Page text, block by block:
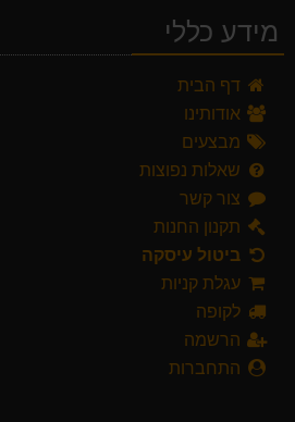
מידע כללי
דף הבית
אודותינו
מבצעים
שאלות נפוצות
צור קשר
תקנון החנות
ביטול עיסקה
עגלת קניות
לקופה
הרשמה
התחברות